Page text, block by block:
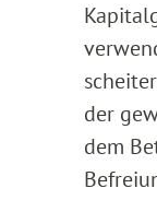
der
dem